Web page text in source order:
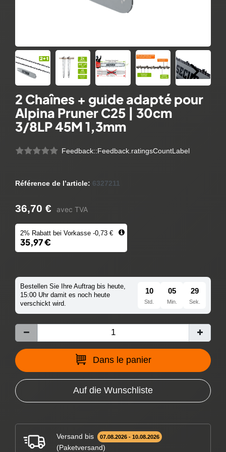
2 Chaînes + guide adapté pour
Alpina Pruner C25 | 30cm
3/8LP 45M 1,3mm
Feedback::Feedback.ratingsCountLabel
Référence de l’article: 6327211
36,70 € avec TVA
2% Rabatt bei Vorkasse -0,73 €
35,97 €
Bestellen Sie Ihre Auftrag bis heute,
15:00 Uhr damit es noch heute
verschickt wird.
10
Std.
05
Min.
28
Sek.
Dans le panier
Auf die Wunschliste
Versand bis 07.08.2026 - 10.08.2026
(Paketversand)